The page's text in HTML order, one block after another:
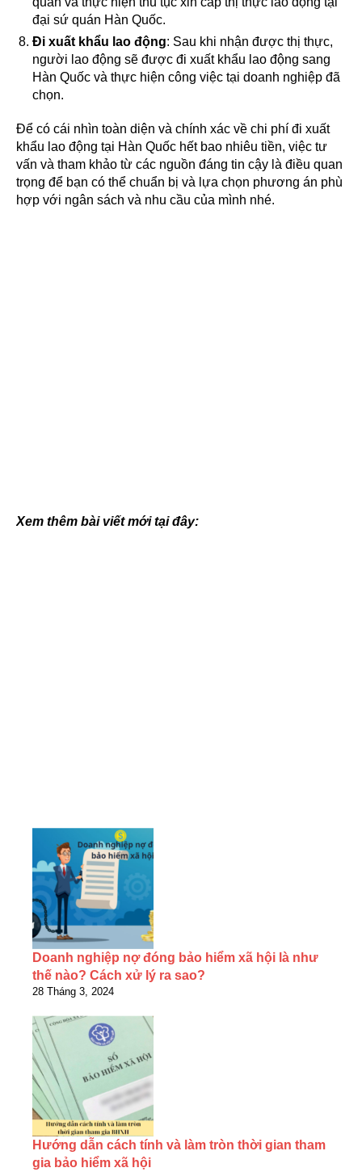
đại sứ quán Hàn Quốc.
Đi xuất khẩu lao động: Sau khi nhận được thị thực,
người lao động sẽ được đi xuất khẩu lao động sang
Hàn Quốc và thực hiện công việc tại doanh nghiệp đã
chọn.
Để có cái nhìn toàn diện và chính xác về chi phí đi xuất
khẩu lao động tại Hàn Quốc hết bao nhiêu tiền, việc tư
vấn và tham khảo từ các nguồn đáng tin cậy là điều quan
trọng để bạn có thể chuẩn bị và lựa chọn phương án phù
hợp với ngân sách và nhu cầu của mình nhé.
Xem thêm bài viết mới tại đây:
Doanh nghiệp nợ đóng bảo hiểm xã hội là như
thế nào? Cách xử lý ra sao?
28 Tháng 3, 2024
Hướng dẫn cách tính và làm tròn thời gian tham
gia bảo hiểm xã hội